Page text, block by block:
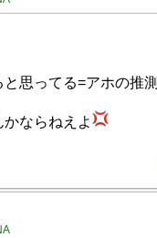
思ってる=アホの推測
ならねえよ